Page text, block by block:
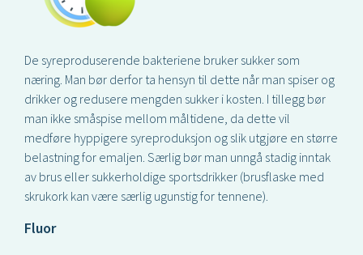
De syreproduserende bakteriene bruker sukker som
næring. Man bør derfor ta hensyn til dette når man spiser og
drikker og redusere mengden sukker i kosten. I tillegg bør
man ikke småspise mellom måltidene, da dette vil
medføre hyppigere syreproduksjon og slik utgjøre en større
belastning for emaljen. Særlig bør man unngå stadig inntak
av brus eller sukkerholdige sportsdrikker (brusflaske med
skrukork kan være særlig ugunstig for tennene).
Fluor